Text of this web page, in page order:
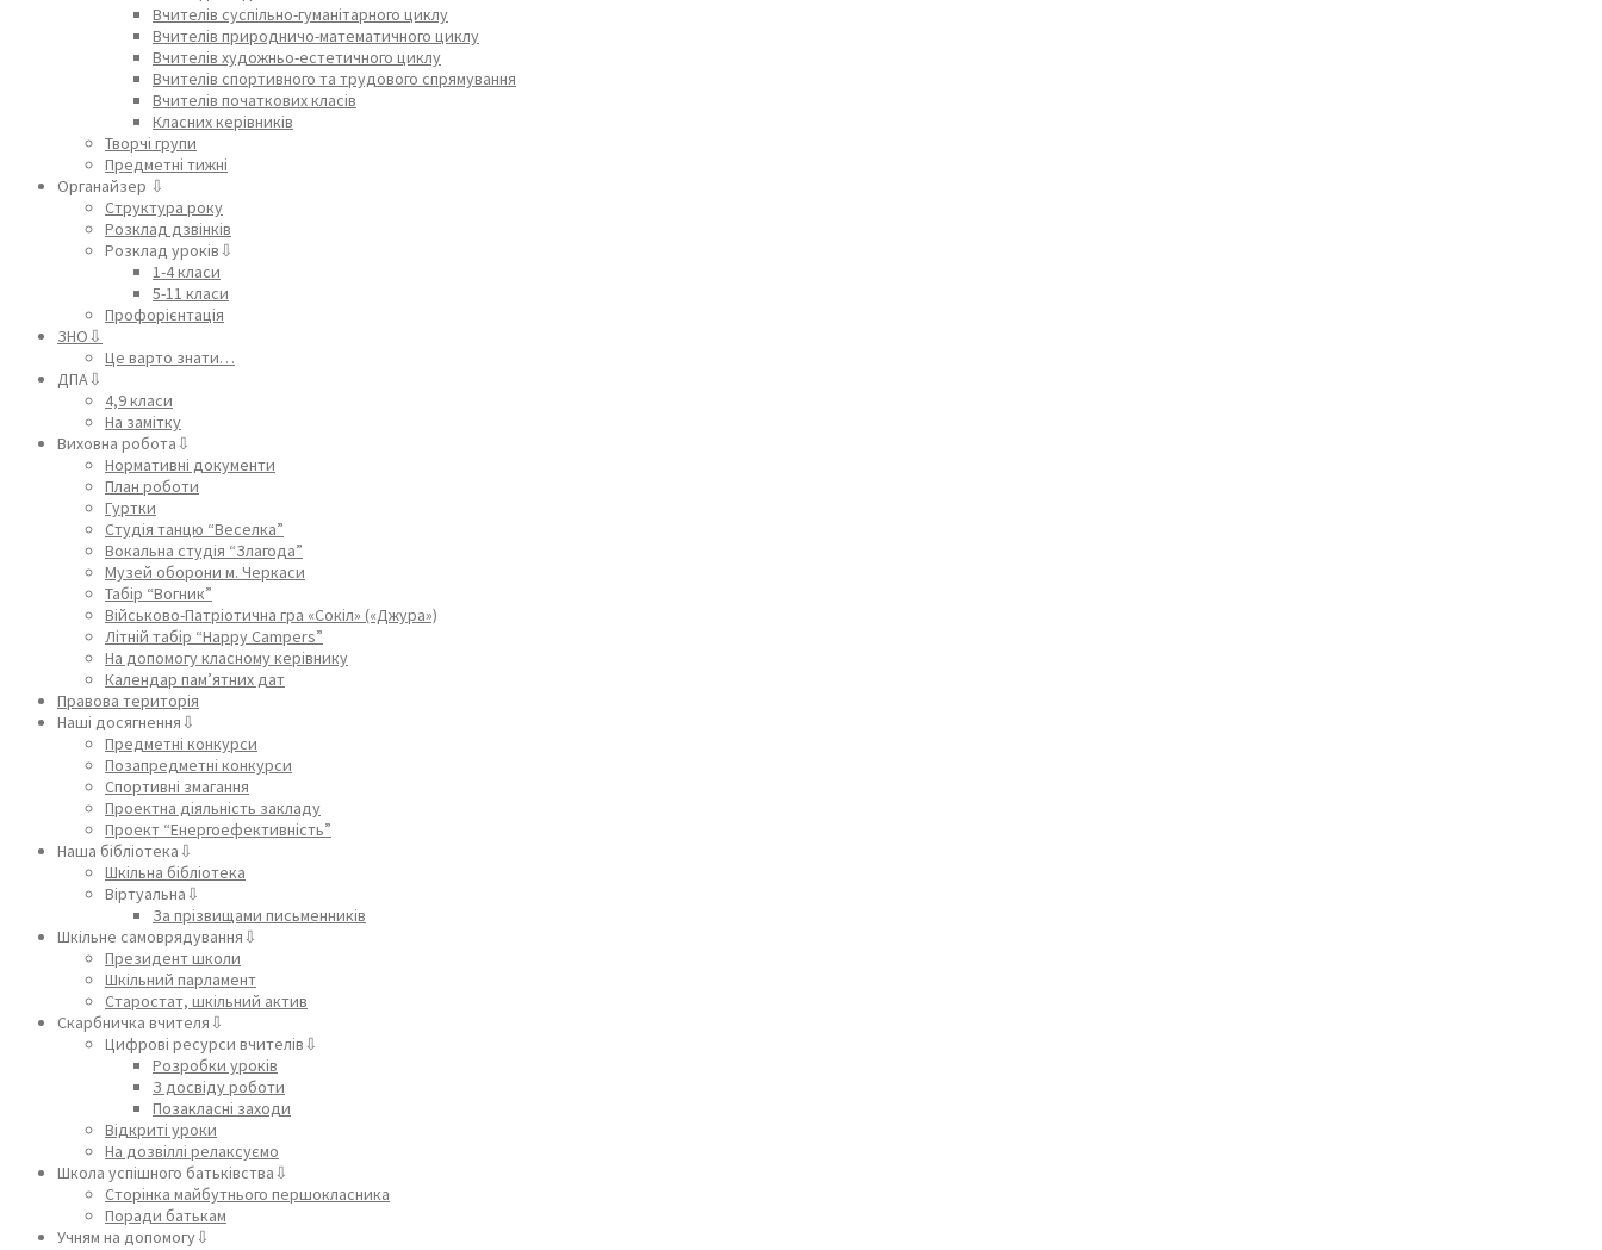
Вчителів суспільно-гуманітарного циклу
Вчителів природничо-математичного циклу
Вчителів художньо-естетичного циклу
Вчителів спортивного та трудового спрямування
Вчителів початкових класів
Класних керівників
Творчі групи
Предметні тижні
Органайзер ⇩
Структура року
Розклад дзвінків
Розклад уроків⇩
1-4 класи
5-11 класи
Профорієнтація
ЗНО⇩
Це варто знати…
ДПА⇩
4,9 класи
На замітку
Виховна робота⇩
Нормативні документи
План роботи
Гуртки
Студія танцю “Веселка”
Вокальна студія “Злагода”
Музей оборони м. Черкаси
Табір “Вогник”
Військово-Патріотична гра «Сокіл» («Джура»)
Літній табір “Happy Campers”
На допомогу класному керівнику
Календар пам’ятних дат
Правова територія
Наші досягнення⇩
Предметні конкурси
Позапредметні конкурси
Спортивні змагання
Проектна діяльність закладу
Проект “Енергоефективність”
Наша бібліотека⇩
Шкільна бібліотека
Віртуальна⇩
За прізвищами письменників
Шкільне самоврядування⇩
Президент школи
Шкільний парламент
Старостат, шкільний актив
Скарбничка вчителя⇩
Цифрові ресурси вчителів⇩
Розробки уроків
З досвіду роботи
Позакласні заходи
Відкриті уроки
На дозвіллі релаксуємо
Школа успішного батьківства⇩
Сторінка майбутнього першокласника
Поради батькам
Учням на допомогу⇩